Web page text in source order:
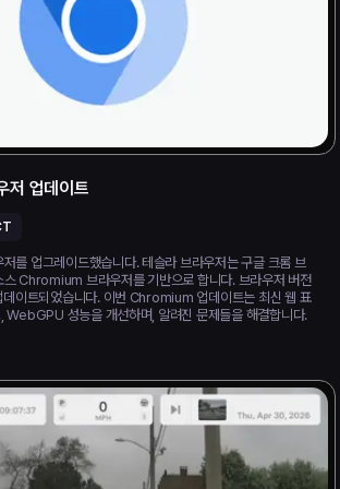
업데이트
를 업그레이드했습니다. 테슬라 브라우저는 구글 크롬 브
스 Chromium 브라우저를 기반으로 합니다. 브라우저 버전
이트되었습니다. 이번 Chromium 업데이트는 최신 웹 표
WebGPU 성능을 개선하며, 알려진 문제들을 해결합니다.